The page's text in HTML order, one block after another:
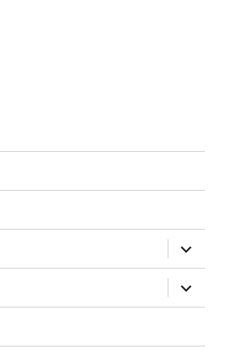
ouvrir
le
sous-
menu
ouvrir
le
sous-